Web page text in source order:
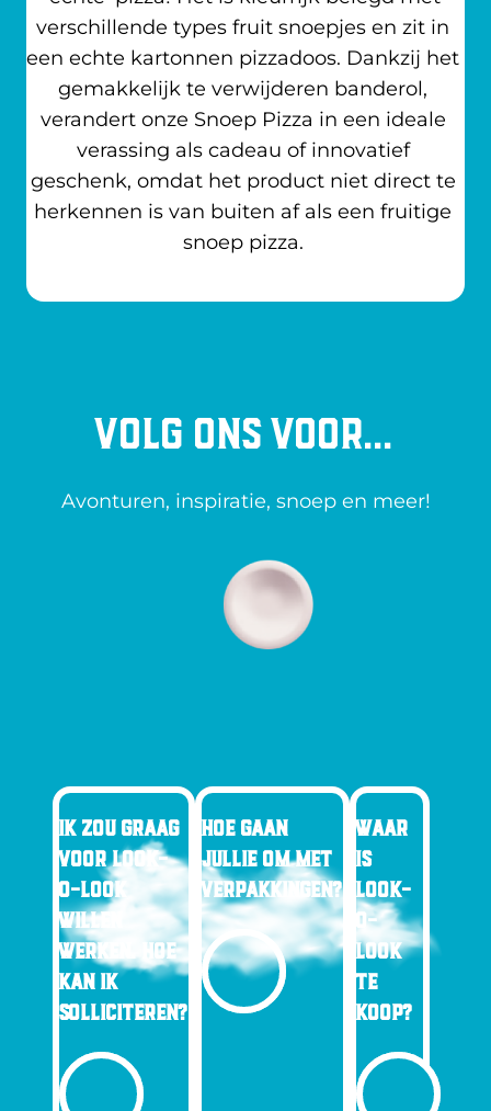
verschillende types fruit snoepjes en zit in
een echte kartonnen pizzadoos. Dankzij het
gemakkelijk te verwijderen banderol,
verandert onze Snoep Pizza in een ideale
verassing als cadeau of innovatief
geschenk, omdat het product niet direct te
herkennen is van buiten af als een fruitige
Volg ons voor...
Avonturen, inspiratie, snoep en meer!
IK ZOU GRAAG
VOOR LOOK-
O-LOOK
WILLEN
WERKEN. HOE
KAN IK
SOLLICITEREN?
HOE GAAN
JULLIE OM MET
VERPAKKINGEN?
WAAR
IS
LOOK-
O-
LOOK
TE
KOOP?